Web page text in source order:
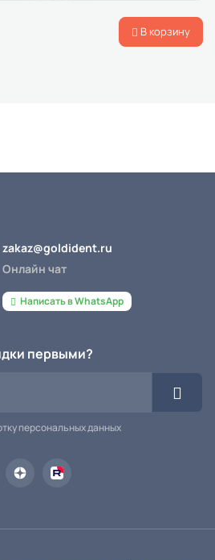
В корзину
zakaz@goldident.ru
Онлайн чат
Написать в WhatsApp
первыми?
персональных данных